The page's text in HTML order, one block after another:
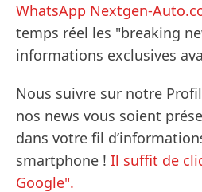
WhatsApp Nextgen-
temps réel les "breaking
informations exclusives
Nous suivre sur notre
nos news vous soient
dans votre fil
smartphone ! Il suffit de
Google".